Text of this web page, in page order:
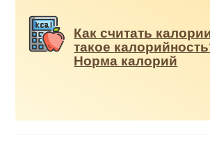
Как считать
такое
Норма калорий